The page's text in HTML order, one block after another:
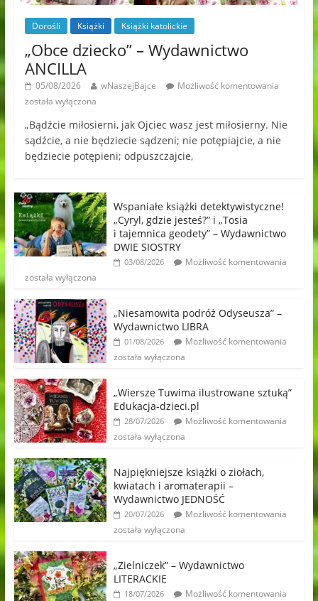
Dorośli Książki Książki katolickie
„Obce dziecko” – Wydawnictwo
ANCILLA
05/08/2026 wNaszejBajce
Możliwość komentowania
została wyłączona
„Bądźcie miłosierni, jak Ojciec wasz jest miłosierny. Nie
sądźcie, a nie będziecie sądzeni; nie potępiajcie, a nie
będziecie potępieni; odpuszczajcie,
Wspaniałe książki detektywistyczne!
„Cyryl, gdzie jesteś?” i „Tosia
i tajemnica geodety” – Wydawnictwo
DWIE SIOSTRY
03/08/2026
Możliwość komentowania
została wyłączona
„Niesamowita podróż Odyseusza” –
Wydawnictwo LIBRA
01/08/2026
Możliwość komentowania
została wyłączona
„Wiersze Tuwima ilustrowane sztuką”
Edukacja-dzieci.pl
28/07/2026
Możliwość komentowania
została wyłączona
Najpiękniejsze książki o ziołach,
kwiatach i aromaterapii –
Wydawnictwo JEDNOŚĆ
20/07/2026
Możliwość komentowania
została wyłączona
„Zielniczek” – Wydawnictwo
LITERACKIE
18/07/2026
Możliwość komentowania